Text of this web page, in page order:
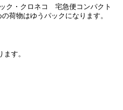
ク・クロネコ 宅急便コンパクト
荷物はゆうパックになります。
す。